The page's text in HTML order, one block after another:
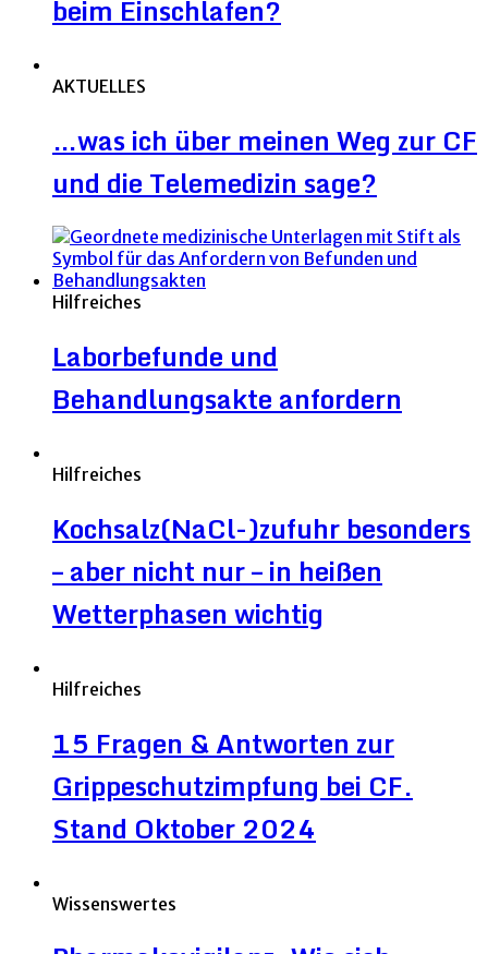
beim Einschlafen?
AKTUELLES
…was ich über meinen Weg zur CF
und die Telemedizin sage?
Hilfreiches
Laborbefunde und
Behandlungsakte anfordern
Hilfreiches
Kochsalz(NaCl-)zufuhr besonders
– aber nicht nur – in heißen
Wetterphasen wichtig
Hilfreiches
15 Fragen & Antworten zur
Grippeschutzimpfung bei CF.
Stand Oktober 2024
Wissenswertes